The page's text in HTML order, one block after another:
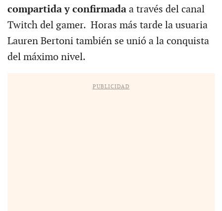
compartida y confirmadaa través del canal
Twitch del gamer. Horas más tarde la usuaria
Lauren Bertoni también se unió a la conquista
del máximo nivel.
PUBLICIDAD